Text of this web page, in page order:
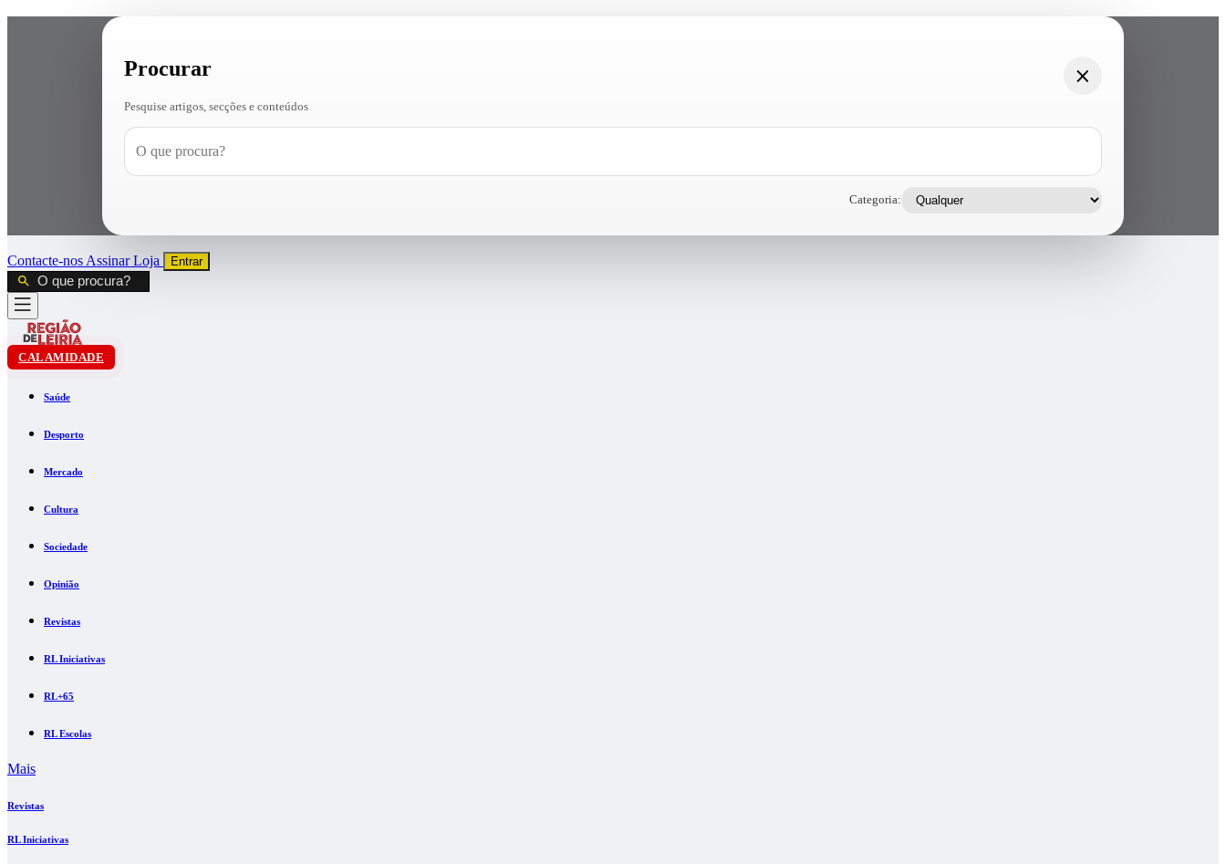
Procurar
Pesquise artigos, secções e conteúdos
Categoria:
Contacte-nos AssinarLoja Entrar
CALAMIDADE
Saúde
Desporto
Mercado
Cultura
Sociedade
Opinião
Revistas
RL Iniciativas
RL+65
RL Escolas
Mais
Revistas
RL Iniciativas